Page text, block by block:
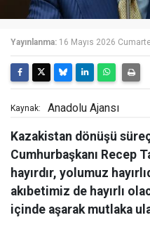
Yayınlanma: 16 Mayıs 2026
Kaynak: Anadolu Ajansı
Kazakistan dönüşü
Cumhurbaşkanı Recep
hayırdır, yolumuz
akıbetimiz de hayırlı
içinde aşarak mutlaka